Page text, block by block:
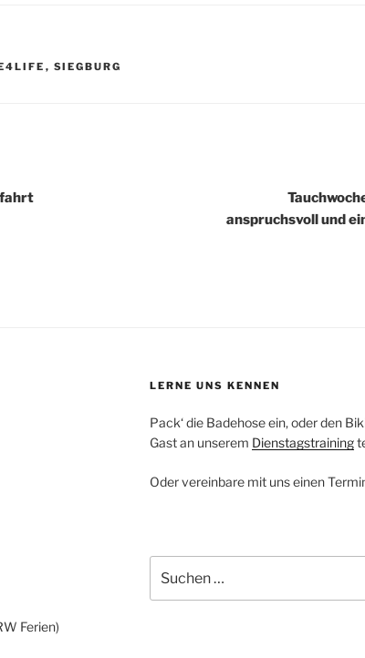
, SIEGBURG
anspruchsvoll und
Ferien)
LERNE UNS KENNEN
Pack‘ die Badehose ein, oder den
Gast an unserem Dienstagstraining
Oder vereinbare mit uns einen
nach: